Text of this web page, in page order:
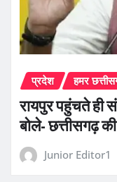
प्रदेश हमर
रायपुर पहुंचते ही
बोले- छत्तीसगढ़
Junior Editor1